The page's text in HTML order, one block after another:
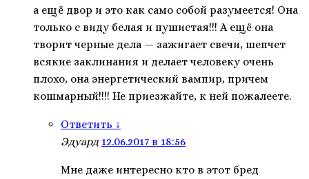
а ещё двор и это как само собой разумеется! Она
только с виду белая и пушистая!!! А ещё она
творит черные дела — зажигает свечи, шепчет
всякие заклинания и делает человеку очень
плохо, она энергетический вампир, причем
кошмарный!!!! Не приезжайте, к ней пожалеете.
Ответить ↓
Эдуард12.06.2017 в 18:56
Мне даже интересно кто в этот бред